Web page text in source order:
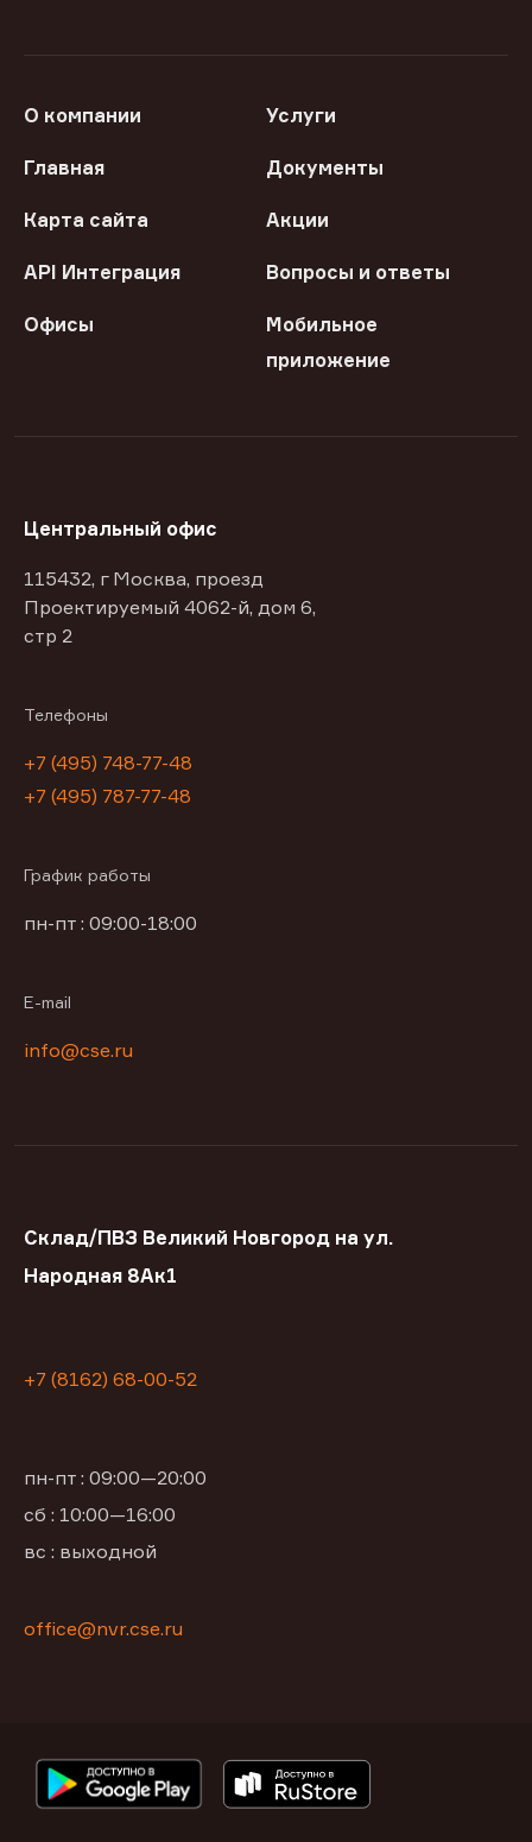
О компании Услуги
Главная Документы
Карта сайта Акции
API Интеграция Вопросы и ответы
Офисы
Мобильное
приложение
Центральный офис
115432, г Москва, проезд
Проектируемый 4062-й, дом 6,
стр 2
Телефоны
+7 (495) 748-77-48
+7 (495) 787-77-48
График работы
пн-пт : 09:00-18:00
E-mail
info@cse.ru
Склад/ПВЗ Великий Новгород на ул.
Народная 8Ак1
+7 (8162) 68-00-52
пн-пт : 09:00—20:00
сб : 10:00—16:00
вс : выходной
office@nvr.cse.ru